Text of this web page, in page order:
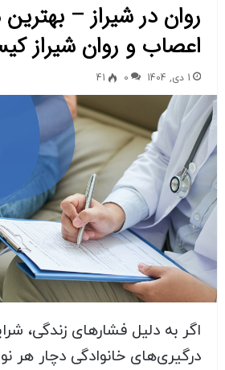
روان در شیراز –
اعصاب و روان شیراز
1 دی, 1404 0
41
اگر به دلیل فشارهای زندگی،
درگیری‌های خانوادگی دچار هر